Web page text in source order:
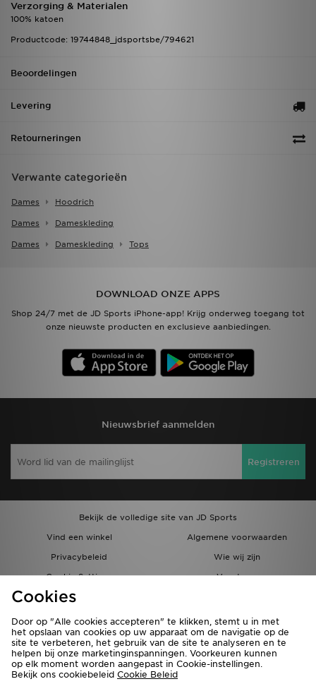
Verzorging & Materialen
100% katoen
Productcode: 19744848_jdsportsbe/794621
Beoordelingen
Levering
Retourneringen
Verwante categorieën
Dames Hoodrich
Dames Dameskleding
Dames Dameskleding Tops
DOWNLOAD ONZE APPS
Shop 24/7 met de JD Sports iPhone-app! Krijg onderweg toegang tot
onze nieuwste producten en exclusieve aanbiedingen.
Nieuwsbrief aanmelden
Registreren
Bekijk de volledige site van JD Sports
Vind een winkel
Algemene voorwaarden
Privacybeleid
Wie wij zijn
Cookie Settings
Vacatures
Bestellingen en Levering
Cookies
Door op "Alle cookies accepteren" te klikken, stemt u in met
het opslaan van cookies op uw apparaat om de navigatie op de
site te verbeteren, het gebruik van de site te analyseren en te
helpen bij onze marketinginspanningen. Voorkeuren kunnen
op elk moment worden aangepast in Cookie-instellingen.
Bekijk ons cookiebeleid Cookie Beleid